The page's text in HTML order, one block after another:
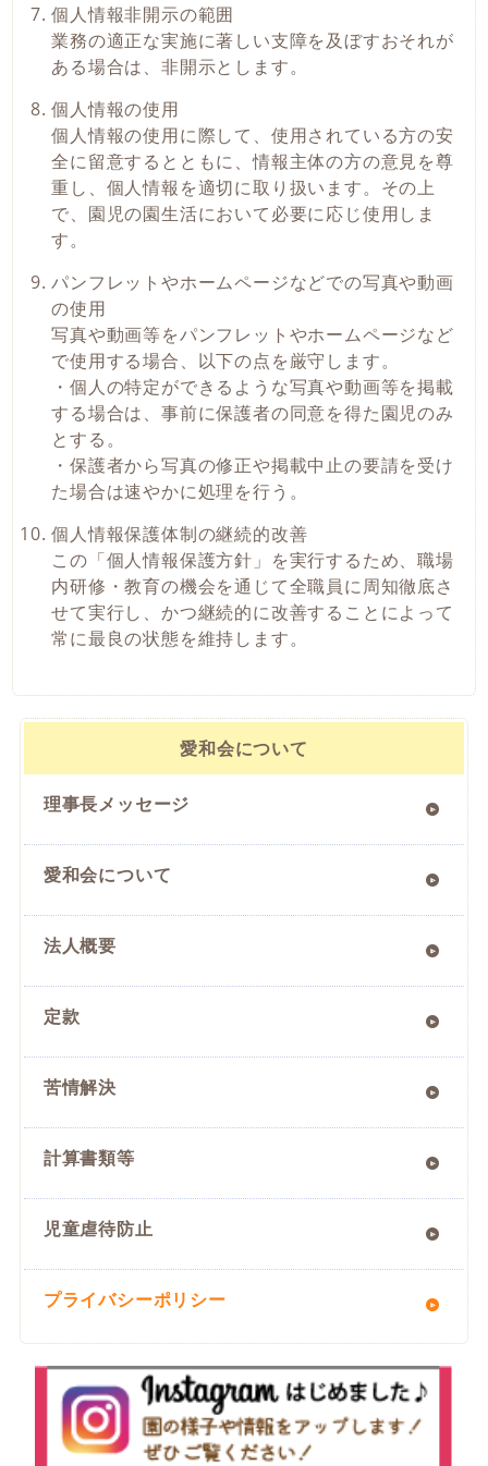
個人情報非開示の範囲
業務の適正な実施に著しい支障を及ぼすおそれが
ある場合は、非開示とします。
個人情報の使用
個人情報の使用に際して、使用されている方の安
全に留意するとともに、情報主体の方の意見を尊
重し、個人情報を適切に取り扱います。その上
で、園児の園生活において必要に応じ使用しま
す。
パンフレットやホームページなどでの写真や動画
の使用
写真や動画等をパンフレットやホームページなど
で使用する場合、以下の点を厳守します。
・個人の特定ができるような写真や動画等を掲載
する場合は、事前に保護者の同意を得た園児のみ
とする。
・保護者から写真の修正や掲載中止の要請を受け
た場合は速やかに処理を行う。
個人情報保護体制の継続的改善
この「個人情報保護方針」を実行するため、職場
内研修・教育の機会を通じて全職員に周知徹底さ
せて実行し、かつ継続的に改善することによって
常に最良の状態を維持します。
愛和会について
理事長メッセージ
愛和会について
法人概要
定款
苦情解決
計算書類等
児童虐待防止
プライバシーポリシー